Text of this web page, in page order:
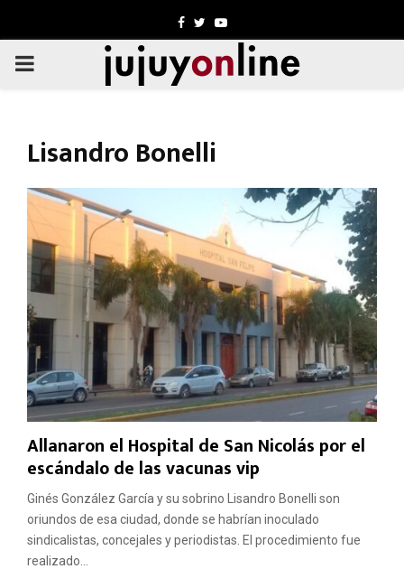
Facebook
TwitterYoutube
PRIMARY
Lisandro Bonelli
Allanaron el Hospital de San Nicolás por el
escándalo de las vacunas vip
Ginés González García y su sobrino Lisandro Bonelli son
oriundos de esa ciudad, donde se habrían inoculado
sindicalistas, concejales y periodistas. El procedimiento fue
realizado...